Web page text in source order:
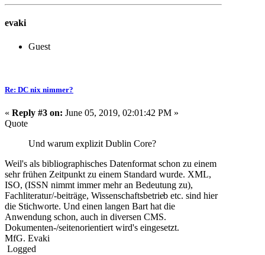
evaki
Guest
Re: DC nix nimmer?
« Reply #3 on: June 05, 2019, 02:01:42 PM »
Quote
Und warum explizit Dublin Core?
Weil's als bibliographisches Datenformat schon zu einem
sehr frühen Zeitpunkt zu einem Standard wurde. XML,
ISO, (ISSN nimmt immer mehr an Bedeutung zu),
Fachliteratur/-beiträge, Wissenschaftsbetrieb etc. sind hier
die Stichworte. Und einen langen Bart hat die
Anwendung schon, auch in diversen CMS.
Dokumenten-/seitenorientiert wird's eingesetzt.
MfG. Evaki
Logged